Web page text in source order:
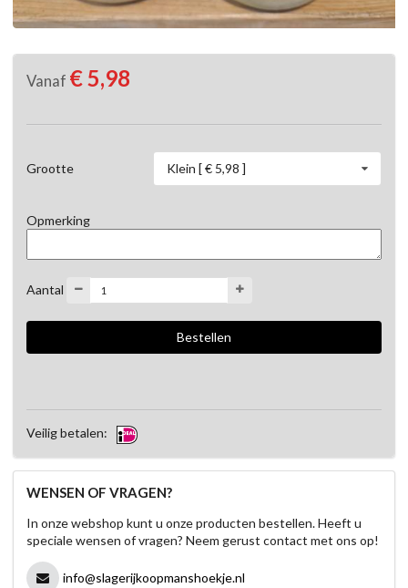
Vanaf € 5,98
Grootte Klein [ € 5,98 ]
Opmerking
Aantal
Veilig betalen:
WENSEN OF VRAGEN?
In onze webshop kunt u onze producten bestellen. Heeft u
speciale wensen of vragen? Neem gerust contact met ons op!
info@slagerijkoopmanshoekje.nl